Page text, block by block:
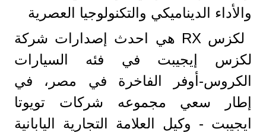
والأداء الديناميكي والتكنولوجيا العصرية
لكزس RX هي احدث إصدارات شركة
لكزس إيجيبت في فئه السيارات
الكروس-أوفر الفاخرة في مصر، في
إطار سعي مجموعه شركات تويوتا
ايجيبت - وكيل العلامة التجارية اليابانية